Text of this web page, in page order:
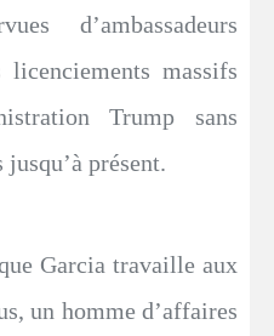
d’ambassadeurs
massifs
Trump sans
présent.
Garcia travaille aux
un homme d’affaires